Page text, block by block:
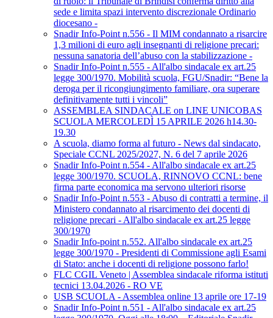
sede e limita spazi intervento discrezionale Ordinario
diocesano -
Snadir Info-Point n.556 - Il MIM condannato a risarcire
1,3 milioni di euro agli insegnanti di religione precari:
nessuna sanatoria dell’abuso con la stabilizzazione -
Snadir Info-Point n.555 - All'albo sindacale ex art.25
legge 300/1970. Mobilità scuola, FGU/Snadir: “Bene la
deroga per il ricongiungimento familiare, ora superare
definitivamente tutti i vincoli”
ASSEMBLEA SINDACALE on LINE UNICOBAS
SCUOLA MERCOLEDÌ 15 APRILE 2026 h14.30-
19.30
A scuola, diamo forma al futuro - News dal sindacato,
Speciale CCNL 2025/2027, N. 6 del 7 aprile 2026
Snadir Info-Point n.554 - All'albo sindacale ex art.25
legge 300/1970. SCUOLA, RINNOVO CCNL: bene
firma parte economica ma servono ulteriori risorse
Snadir Info-Point n.553 - Abuso di contratti a termine, il
Ministero condannato al risarcimento dei docenti di
religione precari - All'albo sindacale ex art.25 legge
300/1970
Snadir Info-point n.552. All'albo sindacale ex art.25
legge 300/1970 - Presidenti di Commissione agli Esami
di Stato: anche i docenti di religione possono farlo!
FLC CGIL Veneto | Assemblea sindacale riforma istituti
tecnici 13.04.2026 - RO VE
USB SCUOLA - Assemblea online 13 aprile ore 17-19
Snadir Info-Point n.551 - All'albo sindacale ex art.25